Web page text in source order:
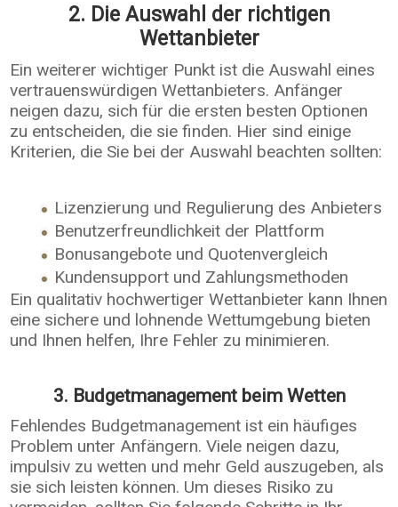
2. Die Auswahl der richtigen
Wettanbieter
Ein weiterer wichtiger Punkt ist die Auswahl eines
vertrauenswürdigen Wettanbieters. Anfänger
neigen dazu, sich für die ersten besten Optionen
zu entscheiden, die sie finden. Hier sind einige
Kriterien, die Sie bei der Auswahl beachten sollten:
Lizenzierung und Regulierung des Anbieters
Benutzerfreundlichkeit der Plattform
Bonusangebote und Quotenvergleich
Kundensupport und Zahlungsmethoden
Ein qualitativ hochwertiger Wettanbieter kann Ihnen
eine sichere und lohnende Wettumgebung bieten
und Ihnen helfen, Ihre Fehler zu minimieren.
3. Budgetmanagement beim Wetten
Fehlendes Budgetmanagement ist ein häufiges
Problem unter Anfängern. Viele neigen dazu,
impulsiv zu wetten und mehr Geld auszugeben, als
sie sich leisten können. Um dieses Risiko zu